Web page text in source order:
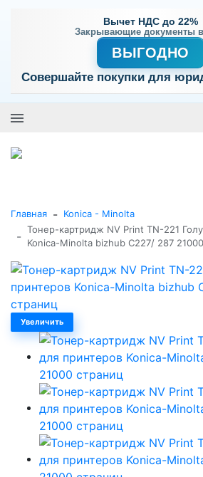
Вычет НДС до 22%
Закрывающие документы
ВЫГОДНО
Совершайте покупки для
Главная - Konica - Minolta
- Тонер-картридж NV Print TN-221
Konica-Minolta bizhub C227/ 287
Увеличить